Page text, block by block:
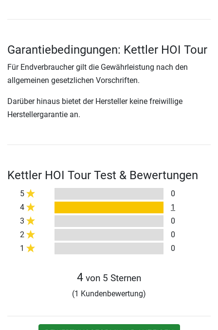
Garantiebedingungen: Kettler HOI Tour
Für Endverbraucher gilt die Gewährleistung nach den
allgemeinen gesetzlichen Vorschriften.
Darüber hinaus bietet der Hersteller keine freiwillige
Herstellergarantie an.
Kettler HOI Tour Test & Bewertungen
5
0
4
1
3
0
2
0
1
0
4 von 5 Sternen
(1 Kundenbewertung)